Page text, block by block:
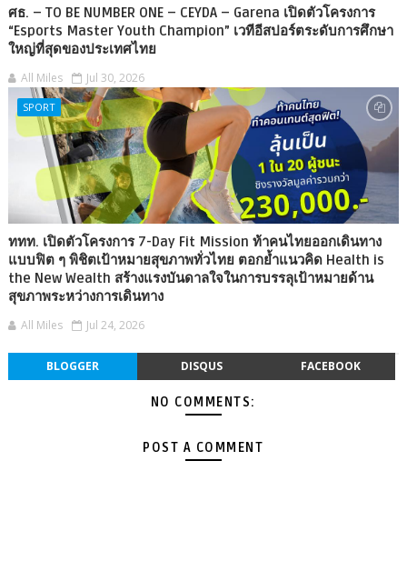
ศธ. – TO BE NUMBER ONE – CEYDA – Garena เปิดตัวโครงการ
“Esports Master Youth Champion” เวทีอีสปอร์ตระดับการศึกษา
ใหญ่ที่สุดของประเทศไทย
All Miles Jul 30, 2026
SPORT
ททท. เปิดตัวโครงการ 7-Day Fit Mission ท้าคนไทยออกเดินทาง
แบบฟิต ๆ พิชิตเป้าหมายสุขภาพทั่วไทย ตอกย้ำแนวคิด Health is
the New Wealth สร้างแรงบันดาลใจในการบรรลุเป้าหมายด้าน
สุขภาพระหว่างการเดินทาง
All Miles Jul 24, 2026
BLOGGER DISQUS FACEBOOK
NO COMMENTS:
POST A COMMENT